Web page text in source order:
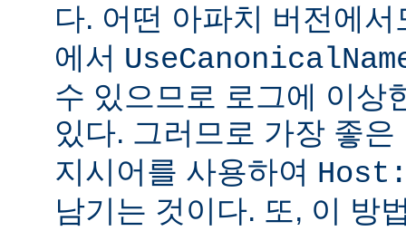
다. 어떤 아파치 버전에
에서
수 있으므로 로그에 이상
있다. 그러므로 가장 좋
지시어를 사용하여
남기는 것이다. 또, 이 방